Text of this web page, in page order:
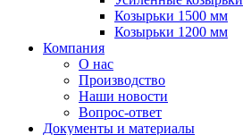
Козырьки 1500 мм
Козырьки 1200 мм
Компания
О нас
Производство
Наши новости
Вопрос-ответ
Документы и материалы